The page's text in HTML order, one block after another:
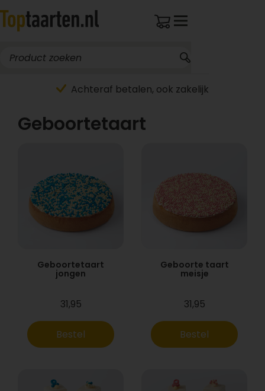
Achteraf betalen, ook zakelijk
Geboortetaart
Geboortetaart
jongen
31,95
Bestel
Geboorte taart
meisje
31,95
Bestel